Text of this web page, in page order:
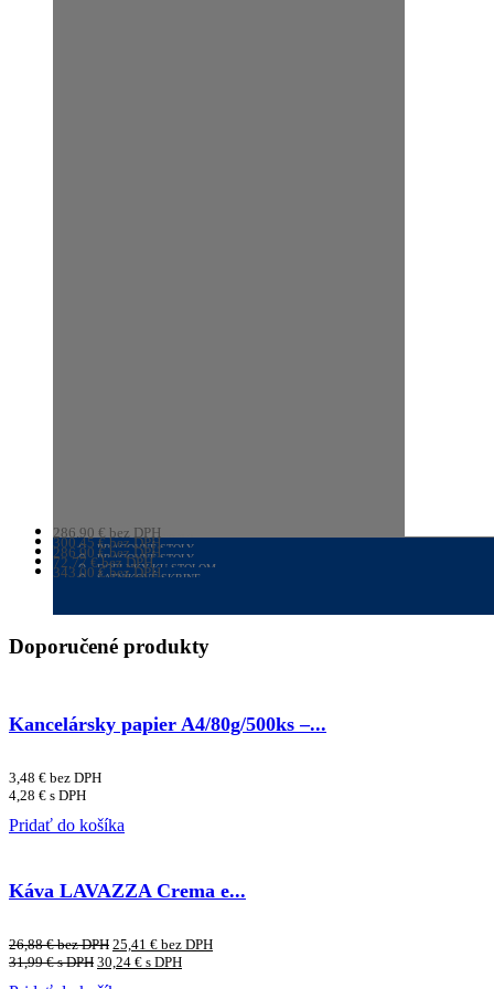
PRACOVNÉ STOLY
286,90 € bez DPH
352,89€s DPH
PRACOVNÉ STOLY
300,45€bez DPH
369,55€s DPH
PRACOVNÉ STOLY
286,90€bez DPH
352,89€s DPH
DOPLNKY KU STOLOM
72,77€bez DPH
89,51€s DPH
ŠATNÍKOVÉ SKRINE
343,00€bez DPH
Doporučené produkty
Kancelársky papier A4/80g/500ks –...
3,48 € bez DPH
4,28 € s DPH
Pridať do košíka
Káva LAVAZZA Crema e...
26,88€bez DPH 25,41 € bez DPH
31,99€s DPH 30,24 € s DPH